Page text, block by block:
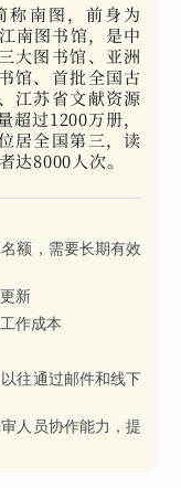
称南图，前身为
南图书馆，是中
大图书馆、亚洲
馆、首批全国古
江苏省文献资源
过1200万册，
居全国第三，读
达8000人次。
额，需要长期有效
新
作成本
往通过邮件和线下
人员协作能力，提